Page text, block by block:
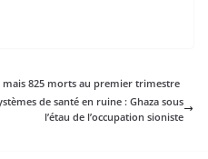
mais 825 morts au premier trimestre
de santé en ruine : Ghaza sous
l’étau de l’occupation sioniste